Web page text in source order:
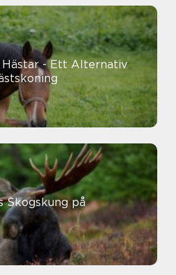
- Ett Alternativ
Skogskung på